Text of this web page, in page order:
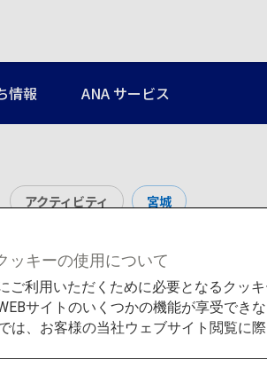
情報 ANA サービス
アクティビティ 宮城
る学びのプ
ッキーの使用について
ご利用いただくために必要となるクッ
サイトのいくつかの機能が享受でき
は、お客様の当社ウェブサイト閲覧に